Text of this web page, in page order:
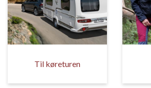
Til køreturen